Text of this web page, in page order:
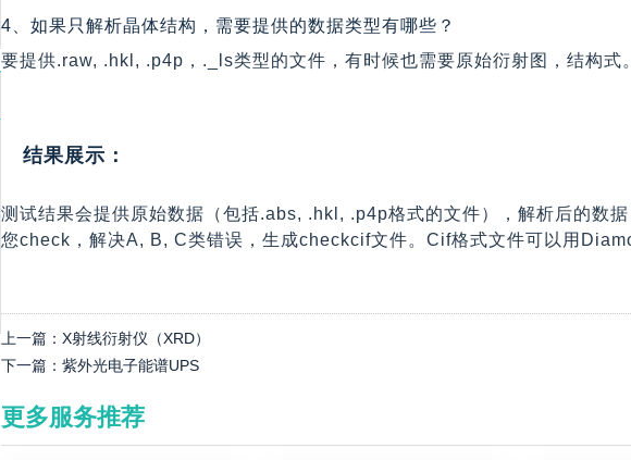
4、如果只解析晶体结构，需要提供的数据类型有哪些？
要提供.raw, .hkl, .p4p，._ls类型的文件，有时候也需要原始衍射图，结构式。
结果展示：
测试结果会提供原始数据（包括.abs, .hkl, .p4p格式的文件），解析后的数
您check，解决A, B, C类错误，生成checkcif文件。Cif格式文件可以用
上一篇： X射线衍射仪（XRD）
下一篇： 紫外光电子能谱UPS
更多服务推荐